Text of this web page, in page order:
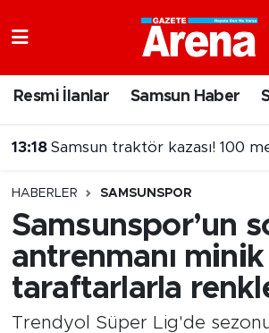
Resmi İlanlar Samsun Haber
13:18 Samsun traktör kazası! 100
HABERLER SAMSUNSPOR
Samsunspor’un
antrenmanı minik
taraftarlarla
Trendyol Süper Lig'de
Süper Lig Puan Durumu ve
Tüm Manşetler